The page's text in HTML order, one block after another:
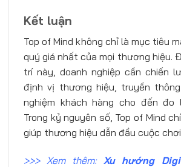
Kết luận
Top of Mind không chỉ là mục tiêu
quý giá nhất của mọi thương hiệu.
trí này, doanh nghiệp cần chiến
định vị thương hiệu, truyền
nghiệm khách hàng cho đến đo
Trong kỷ nguyên số, Top of Mind
giúp thương hiệu dẫn đầu cuộc
>>> Xem thêm: Xu hướng